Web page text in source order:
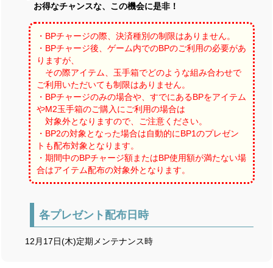
お得なチャンスな、この機会に是非！
・BPチャージの際、決済種別の制限はありません。
・BPチャージ後、ゲーム内でのBPのご利用の必要があ
りますが、
その際アイテム、玉手箱でどのような組み合わせで
ご利用いただいても制限はありません。
・BPチャージのみの場合や、すでにあるBPをアイテム
やM2玉手箱のご購入にご利用の場合は
対象外となりますので、ご注意ください。
・BP2の対象となった場合は自動的にBP1のプレゼン
トも配布対象となります。
・期間中のBPチャージ額またはBP使用額が満たない場
合はアイテム配布の対象外となります。
各プレゼント配布日時
12月17日(木)定期メンテナンス時